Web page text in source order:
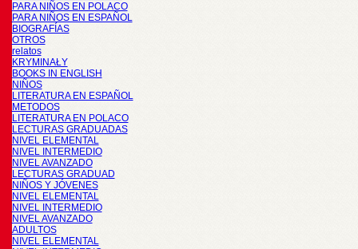
PARA NIÑOS EN POLACO
PARA NIÑOS EN ESPAÑOL
BIOGRAFÍAS
OTROS
relatos
KRYMINAŁY
BOOKS IN ENGLISH
NIÑOS
LITERATURA EN ESPAÑOL
METODOS
LITERATURA EN POLACO
LECTURAS GRADUADAS
NIVEL ELEMENTAL
NIVEL INTERMEDIO
NIVEL AVANZADO
LECTURAS GRADUAD
NIÑOS Y JÓVENES
NIVEL ELEMENTAL
NIVEL INTERMEDIO
NIVEL AVANZADO
ADULTOS
NIVEL ELEMENTAL